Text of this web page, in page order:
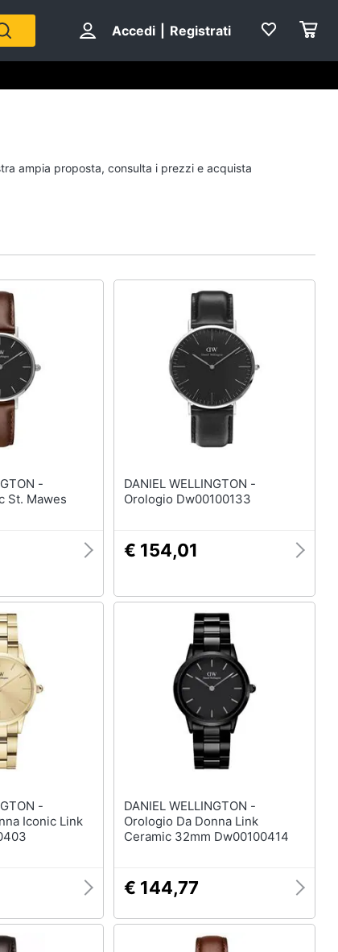
Accedi Registrati
Barbara D'Urso
Vedi tutti
ampia proposta, consulta i prezzi e acquista
-
St. Mawes
DANIEL WELLINGTON -
Orologio Dw00100133
€ 154,01
-
Iconic Link
DANIEL WELLINGTON -
Orologio Da Donna Link
Ceramic 32mm Dw00100414
€ 144,77